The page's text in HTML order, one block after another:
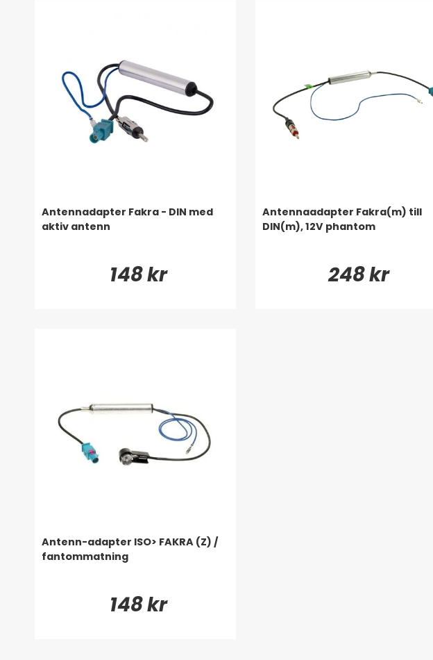
Antennadapter Fakra - DIN med
aktiv antenn
148 kr
Antennaadapter Fakra(m) till
DIN(m), 12V phantom
248 kr
Antenn-adapter ISO> FAKRA (Z) /
fantommatning
148 kr